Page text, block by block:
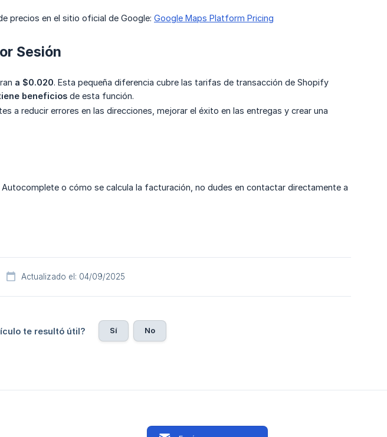
precios en el sitio oficial de Google: Google Maps Platform Pricing
Sesión
a $0.020. Esta pequeña diferencia cubre las tarifas de transacción de Shopify
beneficios de esta función.
a reducir errores en las direcciones, mejorar el éxito en las entregas y crear una
o cómo se calcula la facturación, no dudes en contactar directamente a
Actualizado el: 04/09/2025
te resultó útil? Sí No